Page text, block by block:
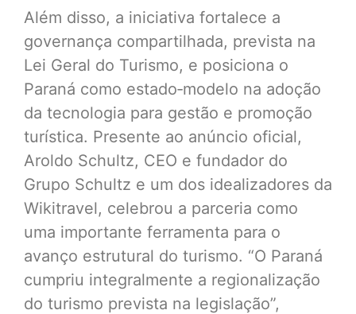
Além disso, a iniciativa fortalece a
governança compartilhada, prevista na
Lei Geral do Turismo, e posiciona o
Paraná como estado‑modelo na adoção
da tecnologia para gestão e promoção
turística. Presente ao anúncio oficial,
Aroldo Schultz, CEO e fundador do
Grupo Schultz e um dos idealizadores da
Wikitravel, celebrou a parceria como
uma importante ferramenta para o
avanço estrutural do turismo. “O Paraná
cumpriu integralmente a regionalização
do turismo prevista na legislação”,